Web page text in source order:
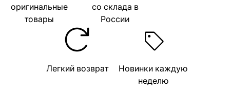
оригинальные
товары
со склада в
России
Легкий возврат
Новинки каждую
неделю